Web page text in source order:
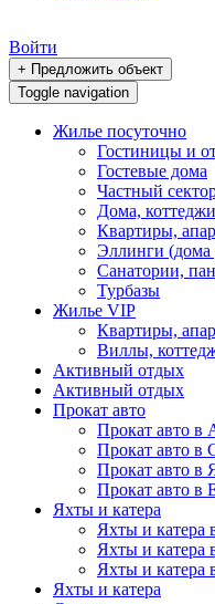
Войти
+ Предложить объект
Toggle navigation
Жилье посуточно
Гостиницы и
Гостевые дома
Частный
Дома, коттеджи
Квартиры,
Эллинги (дома
Санатории,
Турбазы
Жилье VIP
Квартиры,
Виллы,
Активный отдых
Активный отдых
Прокат авто
Прокат авто в
Прокат авто в
Прокат авто в
Прокат авто в
Яхты и катера
Яхты и катера
Яхты и катера
Яхты и катера
Яхты и катера